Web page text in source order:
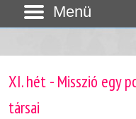
Menü
XI. hét - Misszió egy
társai